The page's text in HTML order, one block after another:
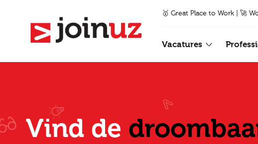
🥇 Great Place to Work | 🚀
Vacatures
Vind de